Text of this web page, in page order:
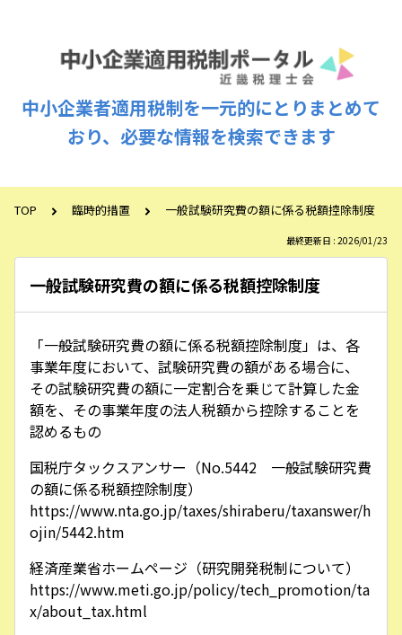
中小企業者適用税制を一元的にとりまとめて
おり、必要な情報を検索できます
TOP 臨時的措置 一般試験研究費の額に係る税額控除制度
最終更新日 : 2026/01/23
一般試験研究費の額に係る税額控除制度
「一般試験研究費の額に係る税額控除制度」は、各
事業年度において、試験研究費の額がある場合に、
その試験研究費の額に一定割合を乗じて計算した金
額を、その事業年度の法人税額から控除することを
認めるもの
国税庁タックスアンサー（No.5442 一般試験研究費
の額に係る税額控除制度）
https://www.nta.go.jp/taxes/shiraberu/taxanswer/h
ojin/5442.htm
経済産業省ホームページ（研究開発税制について）
https://www.meti.go.jp/policy/tech_promotion/ta
x/about_tax.html